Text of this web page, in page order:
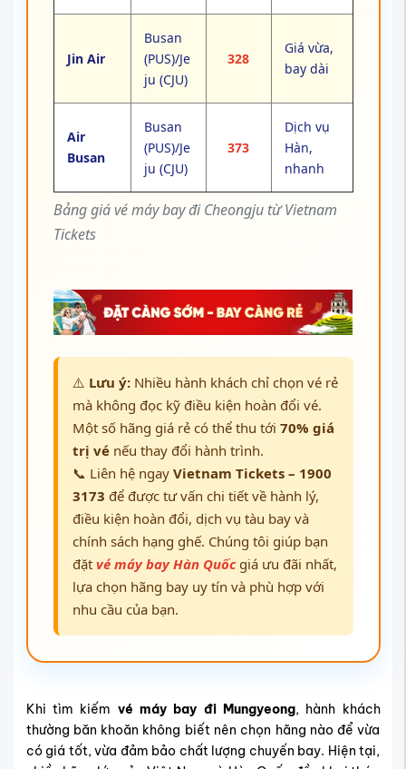
Bảng giá vé máy bay đi Cheongju từ Vietnam
Tickets
Jin Air
Busan
(PUS)/Je
ju (CJU)
328
Giá vừa,
bay dài
Air
Busan
Busan
(PUS)/Je
ju (CJU)
373
Dịch vụ
Hàn,
nhanh
⚠️ Lưu ý:Nhiều hành khách chỉ chọn vé rẻ
mà không đọc kỹ điều kiện hoàn đổi vé.
Một số hãng giá rẻ có thể thu tới 70% giá
trị vénếu thay đổi hành trình.
📞 Liên hệ ngay Vietnam Tickets – 1900
3173 để được tư vấn chi tiết về hành lý,
điều kiện hoàn đổi, dịch vụ tàu bay và
chính sách hạng ghế. Chúng tôi giúp bạn
đặt vé máy bay Hàn Quốc giá ưu đãi nhất,
lựa chọn hãng bay uy tín và phù hợp với
nhu cầu của bạn.
Khi tìm kiếm vé máy bay đi Mungyeong, hành khách
thường băn khoăn không biết nên chọn hãng nào để vừa
có giá tốt, vừa đảm bảo chất lượng chuyến bay. Hiện tại,